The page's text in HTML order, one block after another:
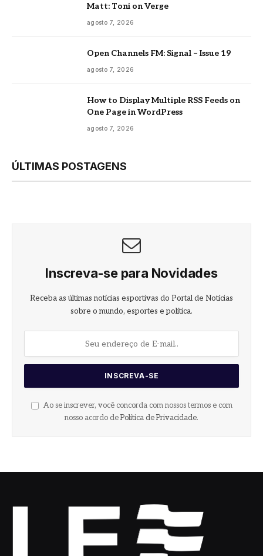
Matt: Toni on Verge
agosto 7, 2026
Open Channels FM: Signal – Issue 19
agosto 7, 2026
How to Display Multiple RSS Feeds on
One Page in WordPress
agosto 7, 2026
ÚLTIMAS POSTAGENS
Inscreva-se para Novidades
Receba as últimas notícias esportivas do Portal de Notícias
sobre o mundo, esportes e política.
Ao se inscrever, você concorda com nossos termos e com
nosso acordo de Política de Privacidade.